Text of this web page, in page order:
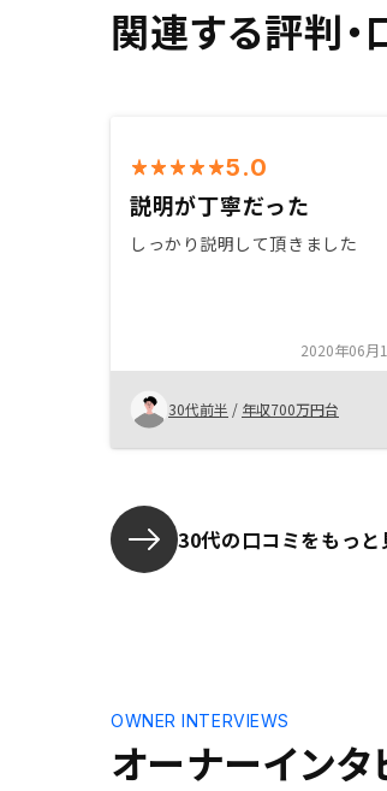
関連する評判・
5.0
説明が丁寧だった
しっかり説明して頂きました
2020年06月
30代前半 / 年収700万円台
30代の口コミをもっと
オーナーインタ
OWNER INTERVIEWS